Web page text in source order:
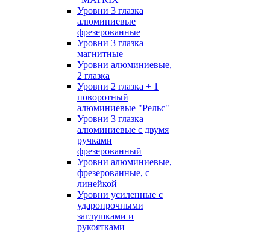
Уровни 3 глазка
алюминиевые
фрезерованные
Уровни 3 глазка
магнитные
Уровни алюминиевые,
2 глазка
Уровни 2 глазка + 1
поворотный
алюминиевые "Рельс"
Уровни 3 глазка
алюминиевые с двумя
ручками
фрезерованный
Уровни алюминиевые,
фрезерованные, с
линейкой
Уровни усиленные с
ударопрочными
заглушками и
рукоятками